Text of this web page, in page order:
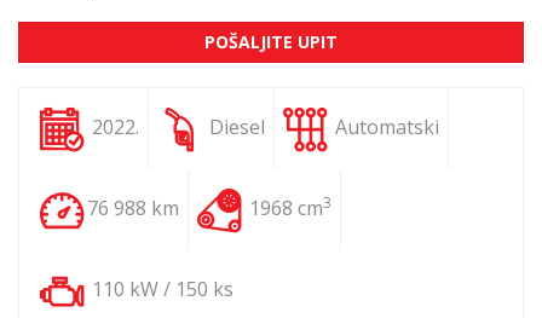
POŠALJITE UPIT
2022. Diesel Automatski
76 988 km 1968 cm3
110 kW / 150 ks